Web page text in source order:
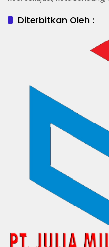
Diterbitkan Oleh :